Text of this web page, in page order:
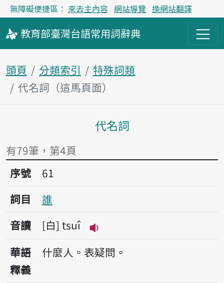
無障礙便捷區： 來去主內容 網站導覽 換網站翻譯
教育部臺灣台語常用詞辭典
頭頁 分類索引
特殊詞類
代名詞（這馬頁面）
主內容區
代名詞
有79筆，第4頁
序號61誰
序號
61
詞目
誰
音讀
白 tsuî
播放音讀tsuî
華語
釋義
什麼人。表疑問。